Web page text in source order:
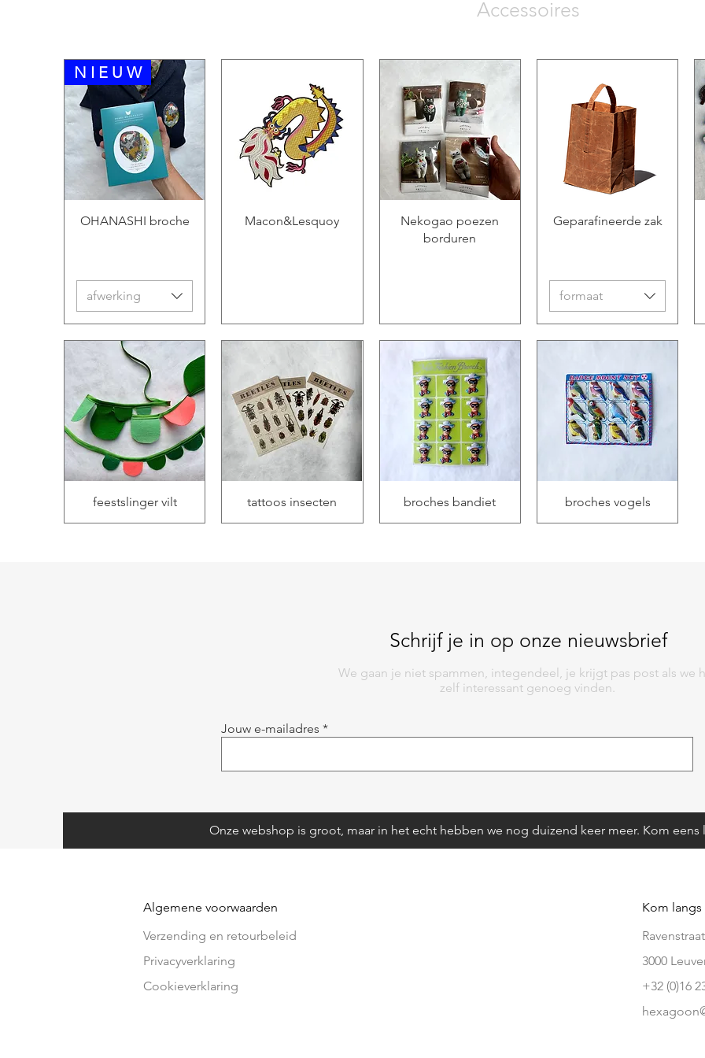
Accessoires
N I E U W
OHANASHI broche
afwerking
Macon&Lesquoy
Nekogao poezen
borduren
Geparafineerde zak
formaat
feestslinger vilt tattoos insecten broches bandiet broches vogels
Schrijf je in op onze nieuwsbrief
We gaan je niet spammen, integendeel, je krijgt pas post als we
zelf interessant genoeg vinden.
Jouw e-mailadres
Onze webshop is groot, maar in het echt hebben we nog duizend keer meer. Kom eens
Algemene voorwaarden
Verzending en retourbeleid
Privacyverklaring
Cookieverklaring
Kom langs
3000
+32 (0)16